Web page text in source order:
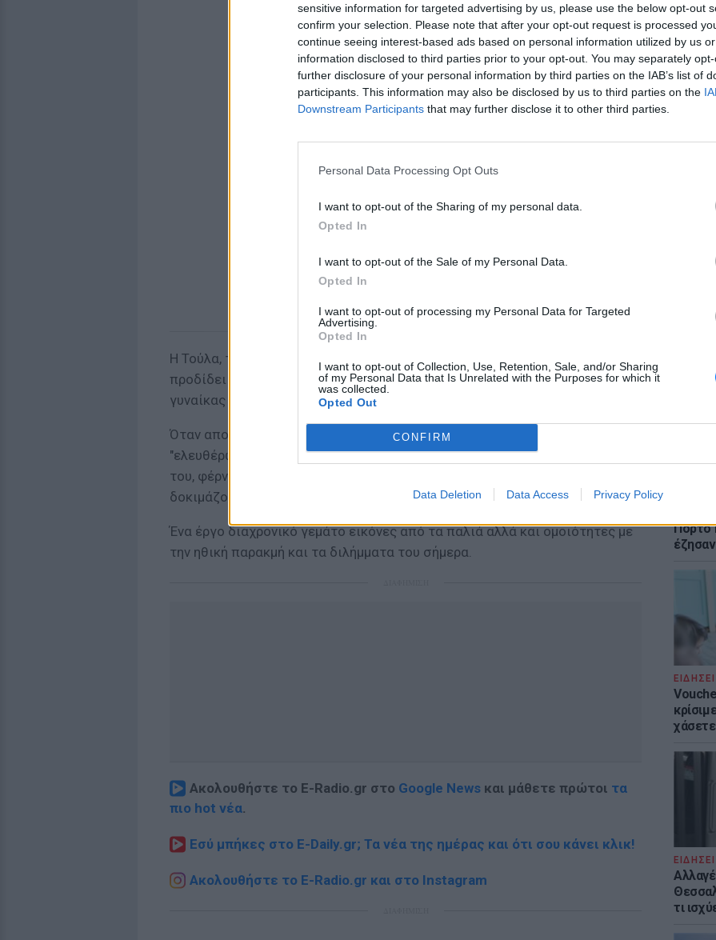
sensitive information for targeted advertising by us, please use the below opt-out
confirm your selection. Please note that after your opt-out request is processed
continue seeing interest-based ads based on personal information utilized by us
information disclosed to third parties prior to your opt-out. You may separately
further disclosure of your personal information by third parties on the IAB’s list of
participants. This information may also be disclosed by us to third parties on the
Downstream Participants that may further disclose it to other third parties.
Personal Data Processing Opt Outs
I want to opt-out of the Sharing of my personal data.
Opted In
I want to opt-out of the Sale of my Personal Data.
Opted In
I want to opt-out of processing my Personal Data for Targeted
Advertising.
Opted In
I want to opt-out of Collection, Use, Retention, Sale, and/or Sharing
of my Personal Data that Is Unrelated with the Purposes for which it
was collected.
Opted Out
CONFIRM
Data Deletion Data Access Privacy Policy
Πόρτο
χάσετε
τι
Η Τούλα, το φιντανάκι, ερωτεύεται το νεαρό Γιάγκο. Εκείνος όμως
προδίδει τον έρωτα της για τα μάτια της όμορφης Εύας, μιας έμπειρης
γυναίκας με γνωριμίες που εκείνος μπορεί να εκμεταλλευτεί.
Όταν αποκαλύπτεται η εγκυμοσύνη της Τούλας, η κυρά- Κατίνα, μια γυναίκα
"ελευθέρων ηθών" θα θελήσει να βοηθήσει το Φιντανάκι και την οικογένειά
του, φέρνοντας στην επιφάνεια ηθικά διλήμματα και καταστάσεις που
δοκιμάζουν τον χαρακτήρα όλων των ηρώων.
Ένα έργο διαχρονικό γεμάτο εικόνες από τα παλιά αλλά και ομοιότητες με
την ηθική παρακμή και τα διλήμματα του σήμερα.
Ακολουθήστε το E-Radio.gr στο Google News και μάθετε πρώτοι τα
πιο hot νέα.
Εσύ μπήκες στο E-Daily.gr; Τα νέα της ημέρας και ότι σου κάνει κλικ!
Ακολουθήστε το E-Radio.gr και στο Instagram